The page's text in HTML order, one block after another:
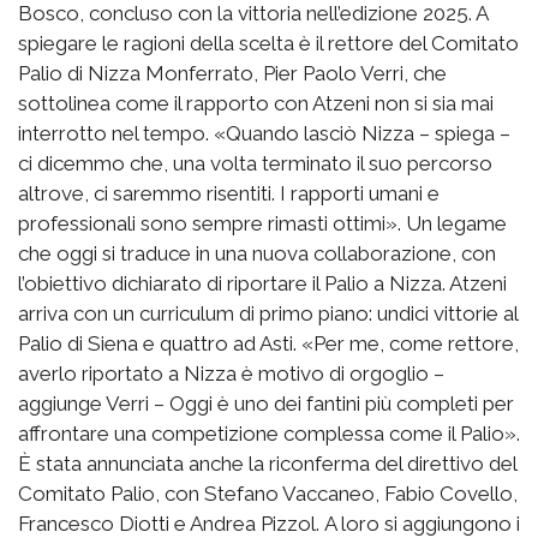
Bosco, concluso con la vittoria nell’edizione 2025. A
spiegare le ragioni della scelta è il rettore del Comitato
Palio di Nizza Monferrato, Pier Paolo Verri, che
sottolinea come il rapporto con Atzeni non si sia mai
interrotto nel tempo. «Quando lasciò Nizza – spiega –
ci dicemmo che, una volta terminato il suo percorso
altrove, ci saremmo risentiti. I rapporti umani e
professionali sono sempre rimasti ottimi». Un legame
che oggi si traduce in una nuova collaborazione, con
l’obiettivo dichiarato di riportare il Palio a Nizza. Atzeni
arriva con un curriculum di primo piano: undici vittorie al
Palio di Siena e quattro ad Asti. «Per me, come rettore,
averlo riportato a Nizza è motivo di orgoglio –
aggiunge Verri – Oggi è uno dei fantini più completi per
affrontare una competizione complessa come il Palio».
È stata annunciata anche la riconferma del direttivo del
Comitato Palio, con Stefano Vaccaneo, Fabio Covello,
Francesco Diotti e Andrea Pizzol. A loro si aggiungono i